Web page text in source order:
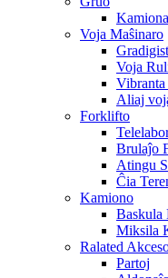
Voja Maŝinaro
Voja
Aliaj
Forklifto
Brulaĵo
Atingu
Ĉia
Kamiono
Baskula
Miksila
Ralated
Partoj